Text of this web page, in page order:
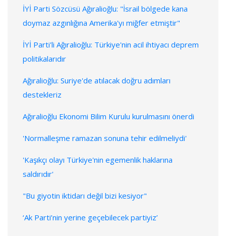
İYİ Parti Sözcüsü Ağıralioğlu: "İsrail bölgede kana
doymaz azgınlığına Amerika'yı miğfer etmiştir"
İYİ Parti'li Ağıralioğlu: Türkiye'nin acil ihtiyacı deprem
politikalarıdır
Ağıralioğlu: Suriye'de atılacak doğru adımları
destekleriz
Ağıralioğlu Ekonomi Bilim Kurulu kurulmasını önerdi
'Normalleşme ramazan sonuna tehir edilmeliydi'
'Kaşıkçı olayı Türkiye'nin egemenlik haklarına
saldırıdır'
"Bu giyotin iktidarı değil bizi kesiyor"
‘Ak Parti’nin yerine geçebilecek partiyiz’